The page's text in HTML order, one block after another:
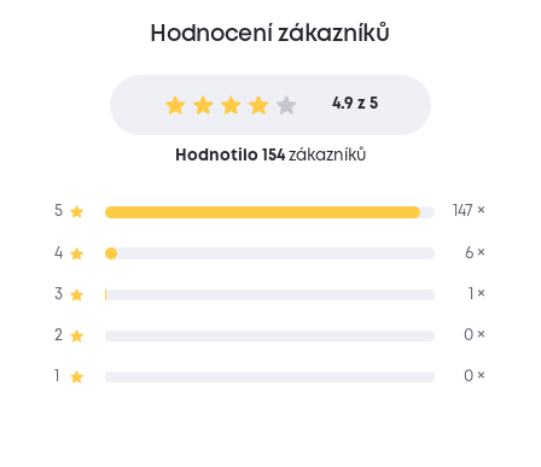
Hodnocení zákazníků
4.9 z 5
Hodnotilo 154zákazníků
5 147 ×
4 6 ×
3 1 ×
2 0 ×
0 ×